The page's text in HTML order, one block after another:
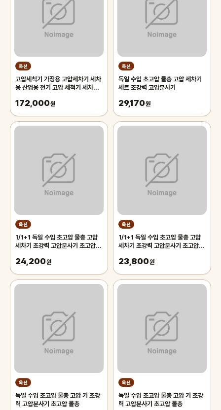
옥션
고압세척기 가정용 고압세차기 세차
용 산업용 전기 고압 세척기 세차기
172,000원
옥션
독일 수입 초고압 물총 고압 세차기
세트 초강력 고압분사기
29,170원
옥션
1/1+1 독일 수입 초고압 물총 고압
세차기 초강력 고압분사기 초고압 물
24,200원
옥션
1/1+1 독일 수입 초고압 물총 고압
세차기 초강력 고압분사기 초고압 물
23,800원
옥션
독일 수입 초고압 물총 고압 기 초강
력 고압분사기 초고압 물총
옥션
독일 수입 초고압 물총 고압 기 초강
력 고압분사기 초고압 물총